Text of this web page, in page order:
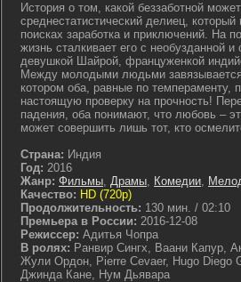
История о том, какой беззаботной
среднестатистический делиец,
поисках заработка и приключений. На
жизнь сталкивает его с необузданной
девушкой Шайрой, француженкой
Между молодыми людьми
котором оба, равные по темпераменту,
настоящую проверку на прочность!
падения, оба понимают, что любовь –
может совершить лишь тот, кто
Страна: Индия
Год: 2016
Жанр: Фильмы, Драмы, Комедии,
Качество: HD (720p)
Продолжительность: 130 мин. / 02:10
Премьера в России: 2016-12-08
Режиссер: Адитья Чопра
В ролях: Ранвир Сингх, Ваани Капур,
Жули Ордон, Pierre Cevaer, Hugo Diego
Джинда Кане, Нум Дьявара